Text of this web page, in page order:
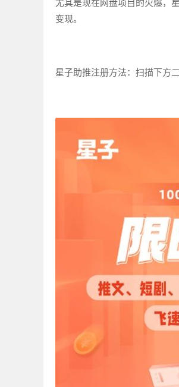
尤其是现在网盘项目的火爆，
变现。
星子助推注册方法：扫描下方